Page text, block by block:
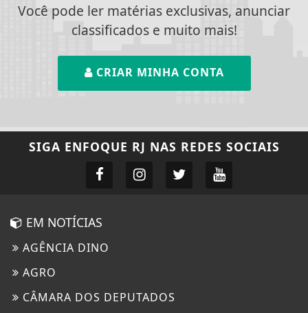
Você pode ler matérias exclusivas, anunciar
classificados e muito mais!
CRIAR MINHA CONTA
SIGA ENFOQUE RJ NAS REDES SOCIAIS
EM NOTÍCIAS
AGÊNCIA DINO
AGRO
CÂMARA DOS DEPUTADOS